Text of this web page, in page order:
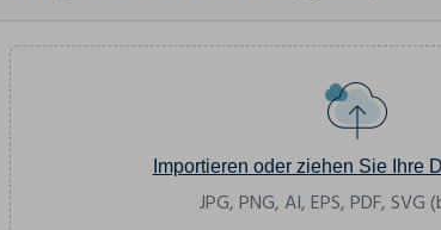
Importieren oder ziehen Sie Ihre
JPG, PNG, AI, EPS, PDF, SVG